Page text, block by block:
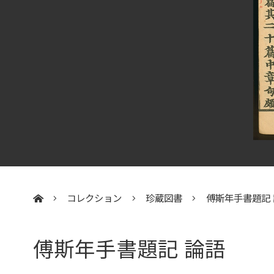
コレクション 珍蔵図書 傅斯年手書題記
傅斯年手書題記 論語